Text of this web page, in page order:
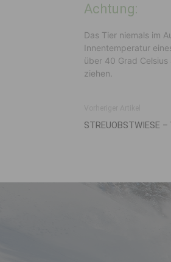
Achtung:
Das Tier niemals im
Innentemperatur
über 40 Grad
ziehen.
STREUOBSTWIESE